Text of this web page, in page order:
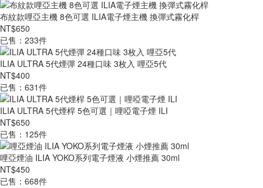
布紋款哩亞主機 8色可選 ILIA電子煙主機 換彈式霧化桿
NT$650
已售：233件
ILIA ULTRA 5代煙彈 24種口味 3枚入 哩亞5代
NT$400
已售：631件
ILIA ULTRA 5代煙桿 5色可選｜哩啞電子煙 ILI
NT$650
已售：125件
哩亞煙油 ILIA YOKO系列電子煙液 小煙推薦 30ml
NT$450
已售：668件